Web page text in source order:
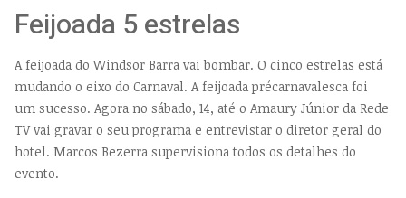
Feijoada 5 estrelas
A feijoada do Windsor Barra vai bombar. O cinco estrelas está
mudando o eixo do Carnaval. A feijoada précarnavalesca foi
um sucesso. Agora no sábado, 14, até o Amaury Júnior da Rede
TV vai gravar o seu programa e entrevistar o diretor geral do
hotel. Marcos Bezerra supervisiona todos os detalhes do
evento.